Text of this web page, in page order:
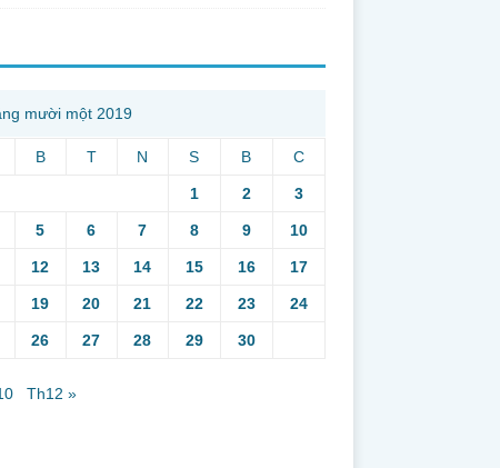
mười một 2019
B T N S B C
1 2 3
5 6 7 8 9 10
12 13 14 15 16 17
19 20 21 22 23 24
26 27 28 29 30
Th12 »